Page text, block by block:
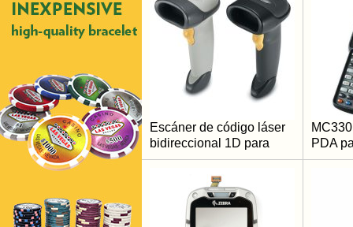
Escáner de código láser
bidireccional 1D para
computadora de mano de
propósito general Symbol
LS2208
PDA
IP54